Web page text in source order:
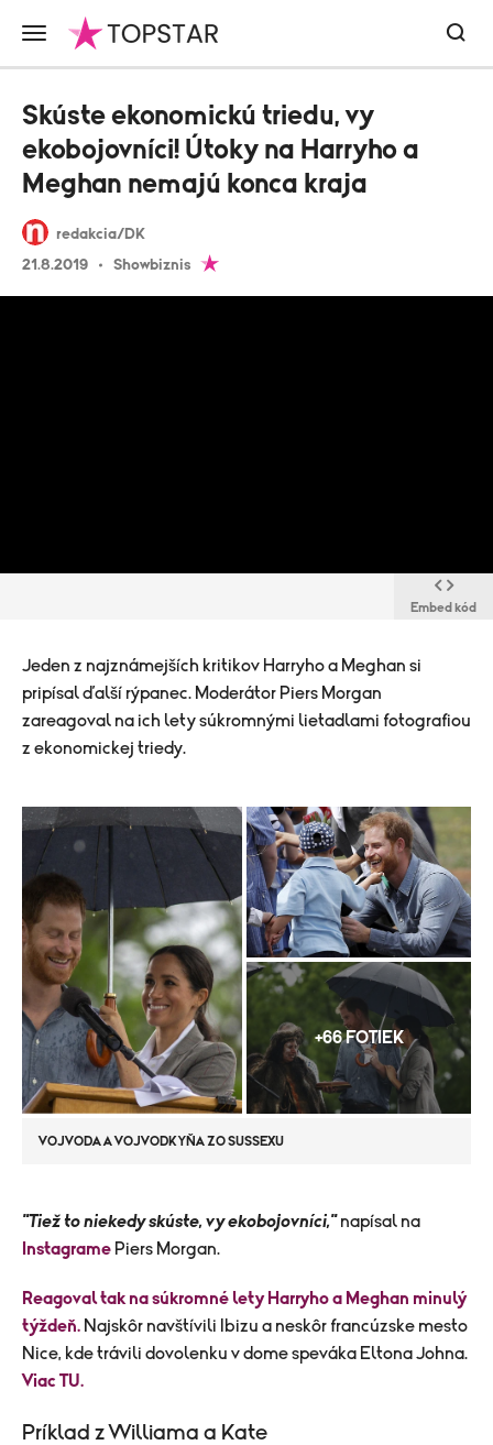
redakcia/DK
21.8.2019
Showbiznis
Skúste ekonomickú triedu, vy
ekobojovníci! Útoky na Harryho a
Meghan nemajú konca kraja
Embed kód
Jeden z najznámejších kritikov Harryho a Meghan si
pripísal ďalší rýpanec. Moderátor Piers Morgan
zareagoval na ich lety súkromnými lietadlami fotografiou
z ekonomickej triedy.
+66 FOTIEK
VOJVODA A VOJVODKYŇA ZO SUSSEXU
"Tiež to niekedy skúste, vy ekobojovníci," napísal na
Instagrame Piers Morgan.
Reagoval tak na súkromné lety Harryho a Meghan minulý
týždeň. Najskôr navštívili Ibizu a neskôr francúzske mesto
Nice, kde trávili dovolenku v dome speváka Eltona Johna.
Viac TU.
Príklad z Williama a Kate